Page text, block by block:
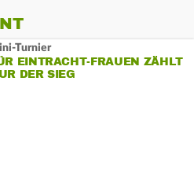
Turnier
EINTRACHT-FRAUEN ZÄHLT
DER SIEG